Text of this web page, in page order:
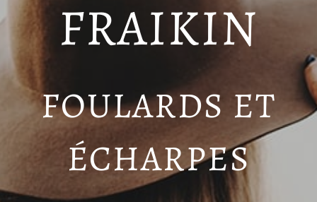
FRAIKIN
FOULARDS ET
ÉCHARPES